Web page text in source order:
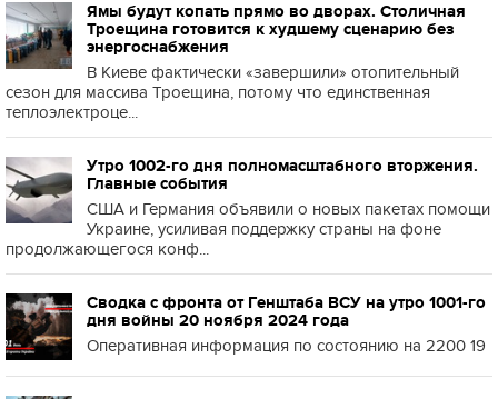
Ямы будут копать прямо во дворах. Столичная
Троещина готовится к худшему сценарию без
энергоснабжения
В Киеве фактически «завершили» отопительный
сезон для массива Троещина, потому что единственная
теплоэлектроце...
Утро 1002-го дня полномасштабного вторжения.
Главные события
США и Германия объявили о новых пакетах помощи
Украине, усиливая поддержку страны на фоне
продолжающегося конф...
Сводка с фронта от Генштаба ВСУ на утро 1001-го
дня войны 20 ноября 2024 года
Оперативная информация по состоянию на 2200 19